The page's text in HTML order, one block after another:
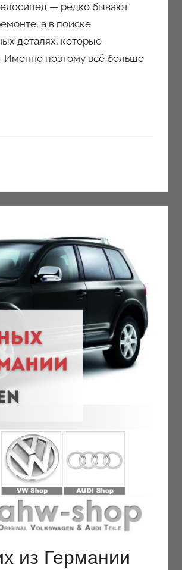
— редко бывают
а в поиске
деталях, которые
Именно поэтому всё больше
из Германии